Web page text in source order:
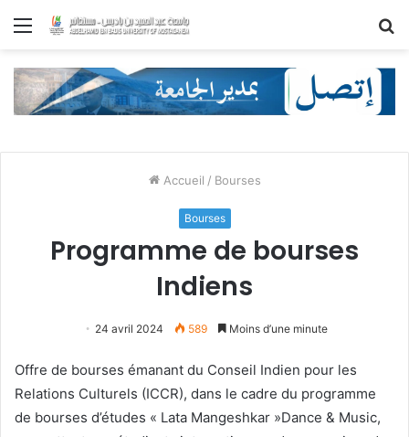
Menu
Accueil / Bourses
Bourses
Programme de bourses
Indiens
24 avril 2024 589 Moins d’une minute
Offre de bourses émanant du Conseil Indien pour les
Relations Culturels (ICCR), dans le cadre du programme
de bourses d’études « Lata Mangeshkar »Dance & Music,